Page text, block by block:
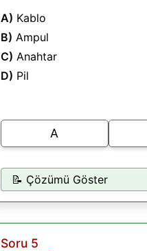
A) Kablo
B) Ampul
C) Anahtar
D) Pil
A
📝 Çözümü Göster
Soru 5